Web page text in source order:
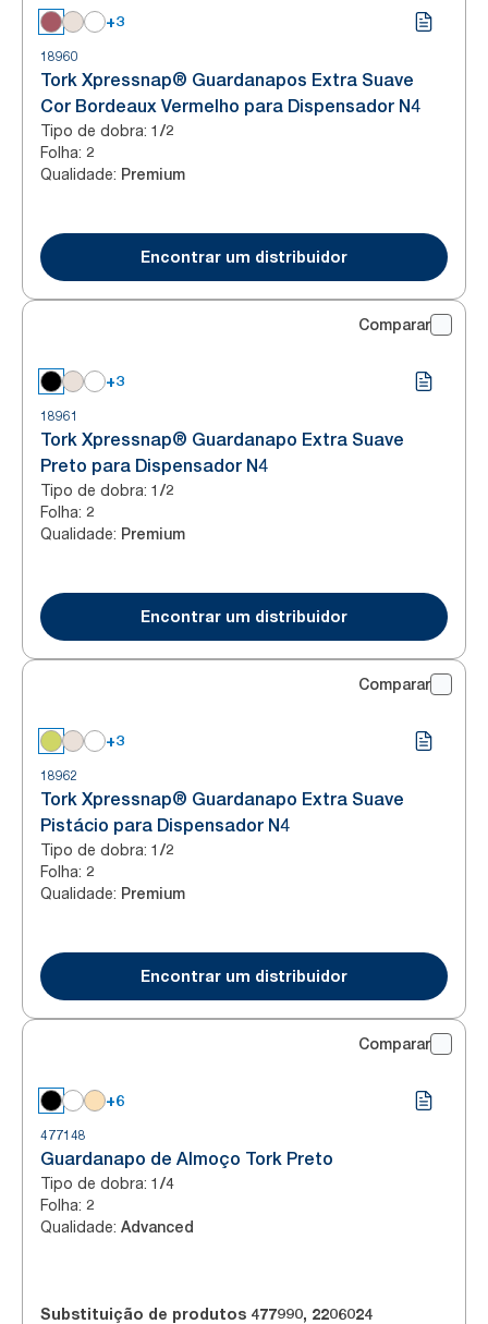
+3
18960
Tork Xpressnap® Guardanapos Extra Suave
Cor Bordeaux Vermelho para Dispensador N4
Tipo de dobra: 1/2
Folha: 2
Qualidade: Premium
Encontrar um distribuidor
Comparar
+3
18961
Tork Xpressnap® Guardanapo Extra Suave
Preto para Dispensador N4
Tipo de dobra: 1/2
Folha: 2
Qualidade: Premium
Encontrar um distribuidor
Comparar
+3
18962
Tork Xpressnap® Guardanapo Extra Suave
Pistácio para Dispensador N4
Tipo de dobra: 1/2
Folha: 2
Qualidade: Premium
Encontrar um distribuidor
Comparar
+6
477148
Guardanapo de Almoço Tork Preto
Tipo de dobra: 1/4
Folha: 2
Qualidade: Advanced
Substituição de produtos 477990, 2206024